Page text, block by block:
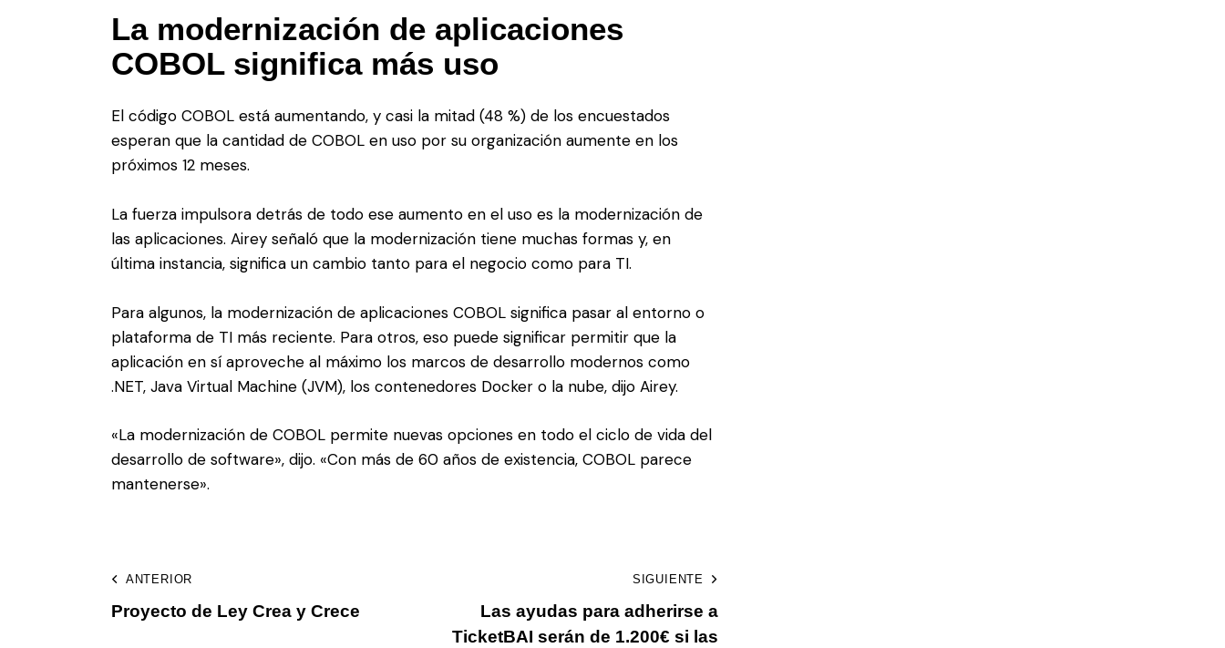
La modernización de aplicaciones
COBOL significa más uso
El código COBOL está aumentando, y casi la mitad (48 %) de los encuestados
esperan que la cantidad de COBOL en uso por su organización aumente en los
próximos 12 meses.
La fuerza impulsora detrás de todo ese aumento en el uso es la modernización de
las aplicaciones. Airey señaló que la modernización tiene muchas formas y, en
última instancia, significa un cambio tanto para el negocio como para TI.
Para algunos, la modernización de aplicaciones COBOL significa pasar al entorno o
plataforma de TI más reciente. Para otros, eso puede significar permitir que la
aplicación en sí aproveche al máximo los marcos de desarrollo modernos como
.NET, Java Virtual Machine (JVM), los contenedores Docker o la nube, dijo Airey.
«La modernización de COBOL permite nuevas opciones en todo el ciclo de vida del
desarrollo de software», dijo. «Con más de 60 años de existencia, COBOL parece
mantenerse».
ANTERIOR
Proyecto de Ley Crea y Crece
SIGUIENTE
Las ayudas para adherirse a
TicketBAI serán de 1.200€ si las